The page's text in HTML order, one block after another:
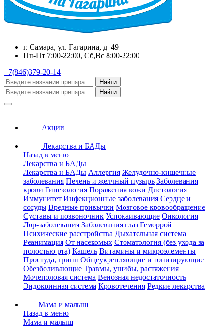
г. Самара, ул. Гагарина, д. 49
Пн-Пт 7:00-22:00, Сб,Вс 8:00-22:00
+7(846)379-20-14
Найти
Найти
Акции
Лекарства и БАДы
Назад в меню
Лекарства и БАДы
Лекарства и БАДы Аллергия Желудочно-кишечные
заболевания Печень и желчный пузырь Заболевания
крови Гинекология Поражения кожи Диетология
Иммунитет Инфекционные заболевания Сердце и
сосуды Вредные привычки Мозговое кровообращение
Суставы и позвоночник Успокаивающие Онкология
Лор-заболевания Заболевания глаз Геморрой
Психические расстройства Дыхательная система
Реанимация От насекомых Стоматология (без ухода за
полостью рта) Кашель Витамины и микроэлементы
Простуда, грипп Общеукрепляющие и тонизирующие
Обезболивающие Травмы, ушибы, растяжения
Мочеполовая система Венозная недостаточность
Эндокринная система Кровотечения Редкие лекарства
Мама и малыш
Назад в меню
Мама и малыш